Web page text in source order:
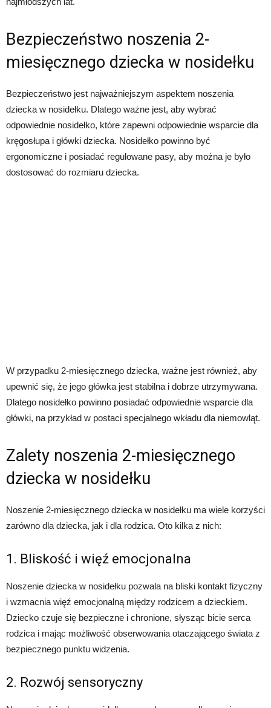
Bezpieczeństwo noszenia 2-
miesięcznego dziecka w nosidełku
Bezpieczeństwo jest najważniejszym aspektem noszenia
dziecka w nosidełku. Dlatego ważne jest, aby wybrać
odpowiednie nosidełko, które zapewni odpowiednie wsparcie dla
kręgosłupa i główki dziecka. Nosidełko powinno być
ergonomiczne i posiadać regulowane pasy, aby można je było
dostosować do rozmiaru dziecka.
W przypadku 2-miesięcznego dziecka, ważne jest również, aby
upewnić się, że jego główka jest stabilna i dobrze utrzymywana.
Dlatego nosidełko powinno posiadać odpowiednie wsparcie dla
główki, na przykład w postaci specjalnego wkładu dla niemowląt.
Zalety noszenia 2-miesięcznego
dziecka w nosidełku
Noszenie 2-miesięcznego dziecka w nosidełku ma wiele korzyści
zarówno dla dziecka, jak i dla rodzica. Oto kilka z nich:
1. Bliskość i więź emocjonalna
Noszenie dziecka w nosidełku pozwala na bliski kontakt fizyczny
i wzmacnia więź emocjonalną między rodzicem a dzieckiem.
Dziecko czuje się bezpieczne i chronione, słysząc bicie serca
rodzica i mając możliwość obserwowania otaczającego świata z
bezpiecznego punktu widzenia.
2. Rozwój sensoryczny